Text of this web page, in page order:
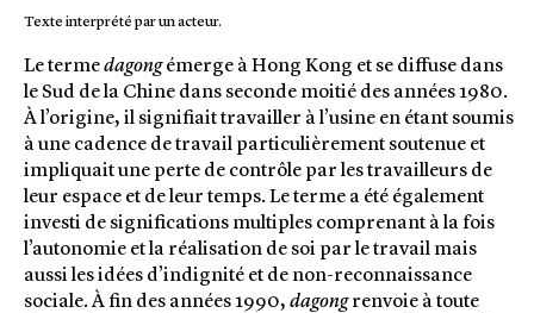
Texte interprété par un acteur.
Le termedagongémerge à Hong Kong et se diffuse dans
le Sud de la Chine dans seconde moitié des années 1980.
À l’origine, il signifiait travailler à l’usine en étant soumis
à une cadence de travail particulièrement soutenue et
impliquait une perte de contrôle par les travailleurs de
leur espace et de leur temps. Le terme a été également
investi de significations multiples comprenant à la fois
l’autonomie et la réalisation de soi par le travail mais
aussi les idées d’indignité et de non-reconnaissance
sociale. À fin des années 1990, dagongrenvoie à toute